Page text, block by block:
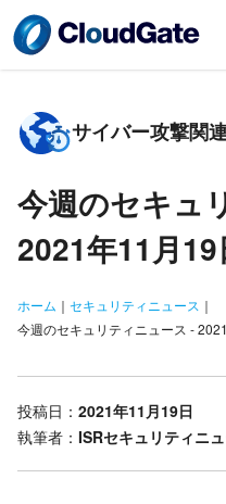
サイバー攻撃関
今週のセキュ
2021年11月19
ホーム ｜ セキュリティニュース ｜
今週のセキュリティニュース -
投稿日： 2021年11月19日
執筆者： ISRセキュリティニ